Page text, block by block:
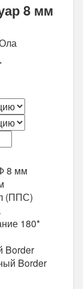
8 мм
8 мм
(ППС)
180*
Border
Border